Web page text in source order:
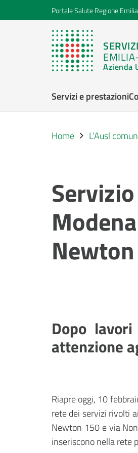
Portale Salute Regione
Azienda
Servizi e prestazioni
Home L’Ausl
Dopo
attenzione
Riapre oggi, 10
rete dei servizi rivolti
Newton 150 e via
inseriscono nella rete